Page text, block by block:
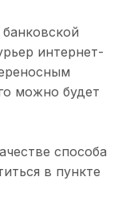
интернет-
можно будет
способа
в пункте